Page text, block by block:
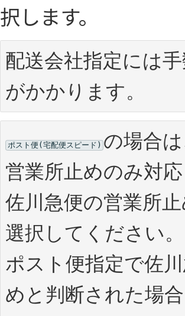
択します。
配送会社指定には
がかかります。
ポスト便(宅配便スピード) の場合
営業所止めのみ対
佐川急便の営業所
選択してください。
ポスト便指定で佐
めと判断された場